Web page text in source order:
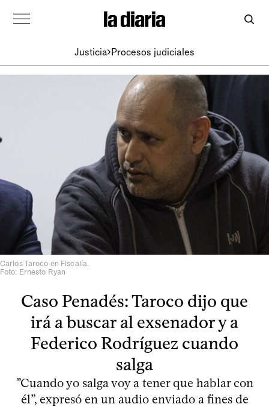
Justicia Procesos judiciales
Carlos Taroco en Fiscalía.
Foto: Ernesto Ryan
Caso Penadés: Taroco dijo que
irá a buscar al exsenador y a
Federico Rodríguez cuando
salga
”Cuando yo salga voy a tener que hablar con
él”, expresó en un audio enviado a fines de